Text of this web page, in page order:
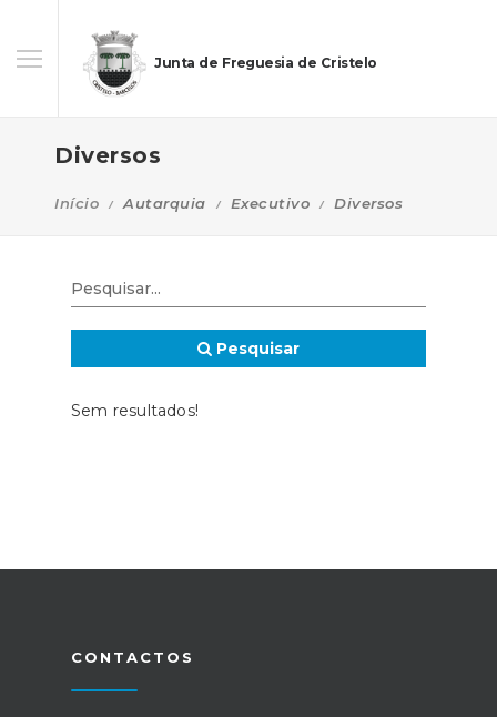
Junta de Freguesia de Cristelo
Diversos
Início Autarquia Executivo Diversos
Pesquisar
Sem resultados!
CONTACTOS